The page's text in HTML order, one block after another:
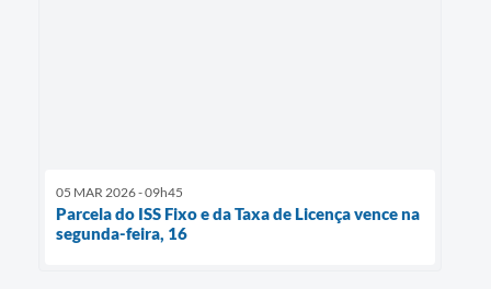
05 MAR 2026 - 09h45
Parcela do ISS Fixo e da Taxa de Licença vence na
segunda-feira, 16